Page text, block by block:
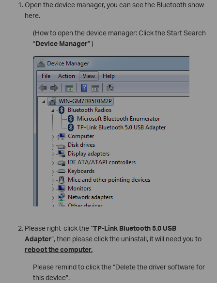
Open the device manager, you can see the Bluetooth show
here.
(How to open the device manager: Click the Start Search
“Device Manager” )
Please right-click the “TP-Link Bluetooth 5.0 USB
Adapter”, then please click the uninstall, it will need you to
reboot the computer.
Please remind to click the “Delete the driver software for
this device”.